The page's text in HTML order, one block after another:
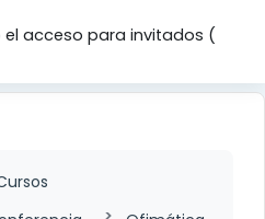
el acceso para invitados (